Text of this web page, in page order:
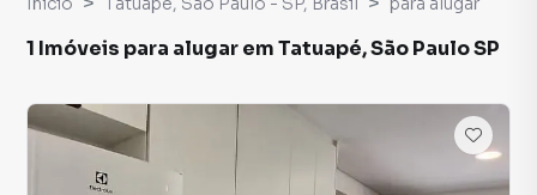
1 Imóveis para alugar em Tatuapé, São Paulo SP